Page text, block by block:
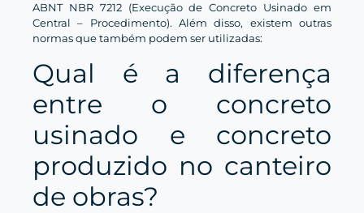
ABNT NBR 7212 (Execução de Concreto Usinado em
Central – Procedimento). Além disso, existem outras
normas que também podem ser utilizadas:
Qual é a diferença
entre o concreto
usinado e concreto
produzido no canteiro
de obras?